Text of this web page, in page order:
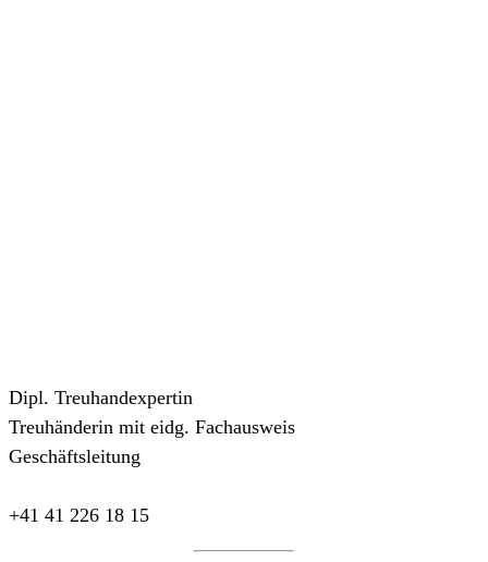
Dipl. Treuhandexpertin
Treuhänderin mit eidg. Fachausweis
Geschäftsleitung
+41 41 226 18 15